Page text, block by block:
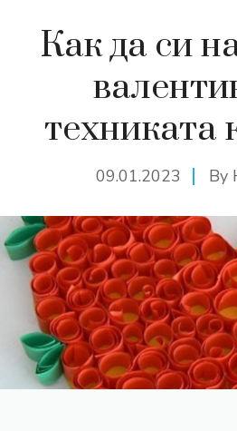
Как да си
техниката
09.01.2023 By